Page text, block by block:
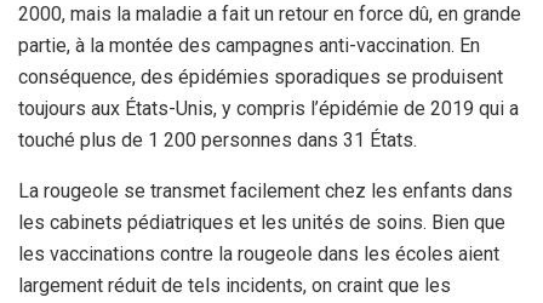
2000, mais la maladie a fait un retour en force dû, en grande
partie, à la montée des campagnes anti-vaccination. En
conséquence, des épidémies sporadiques se produisent
toujours aux États-Unis, y compris l’épidémie de 2019 qui a
touché plus de 1 200 personnes dans 31 États.
La rougeole se transmet facilement chez les enfants dans
les cabinets pédiatriques et les unités de soins. Bien que
les vaccinations contre la rougeole dans les écoles aient
largement réduit de tels incidents, on craint que les